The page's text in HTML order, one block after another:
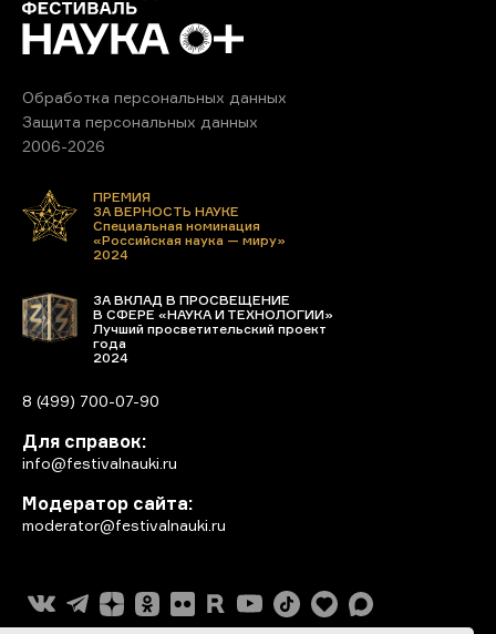
Обработка персональных данных
Защита персональных данных
2006-2026
ПРЕМИЯ
ЗА ВЕРНОСТЬ НАУКЕ
Специальная номинация
«Российская наука — миру»
2024
ЗА ВКЛАД В ПРОСВЕЩЕНИЕ
В СФЕРЕ «НАУКА И ТЕХНОЛОГИИ»
Лучший просветительский проект
года
2024
8 (499) 700-07-90
Для справок:
info@festivalnauki.ru
Модератор сайта:
moderator@festivalnauki.ru